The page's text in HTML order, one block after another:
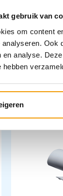
gebruik van
om content
Ook
en analyse.